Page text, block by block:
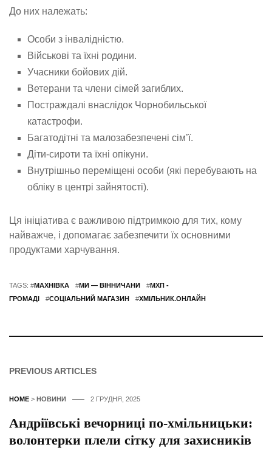
До них належать:
Особи з інвалідністю.
Військові та їхні родини.
Учасники бойових дій.
Ветерани та члени сімей загиблих.
Постраждалі внаслідок Чорнобильської
катастрофи.
Багатодітні та малозабезпечені сім’ї.
Діти-сироти та їхні опікуни.
Внутрішньо переміщені особи (які перебувають на
обліку в центрі зайнятості).
Ця ініціатива є важливою підтримкою для тих, кому
найважче, і допомагає забезпечити їх основними
продуктами харчування.
TAGS: #МАХНІВКА #МИ — ВІННИЧАНИ #МХП -
ГРОМАДІ
#СОЦІАЛЬНИЙ МАГАЗИН #ХМІЛЬНИК.ОНЛАЙН
PREVIOUS ARTICLES
HOME > НОВИНИ 2 ГРУДНЯ, 2025
Андріївські вечорниці по-хмільницьки:
волонтерки плели сітку для захисників